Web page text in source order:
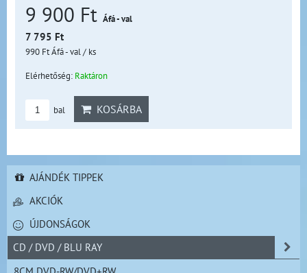
9 900 Ft Áfá - val
7 795 Ft
990 FtÁfá - val/ ks
Elérhetőség: Raktáron
bal KOSÁRBA
AJÁNDÉK TIPPEK
AKCIÓK
ÚJDONSÁGOK
CD / DVD / BLU RAY